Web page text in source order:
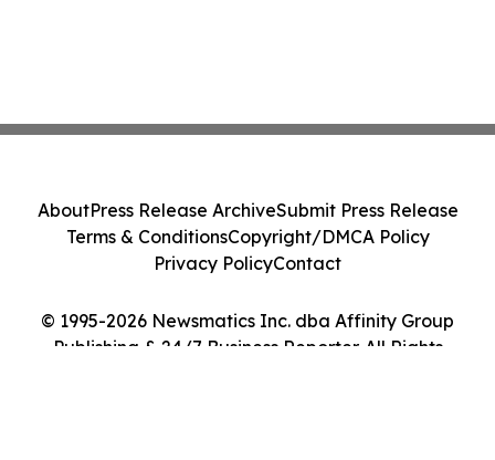
© 1995-2026 Newsmatics Inc. dba Affinity Group
Publishing & 24/7 Business Reporter. All Rights
AboutPress Release ArchiveSubmit Press Release
Terms & ConditionsCopyright/DMCA Policy
Privacy PolicyContact